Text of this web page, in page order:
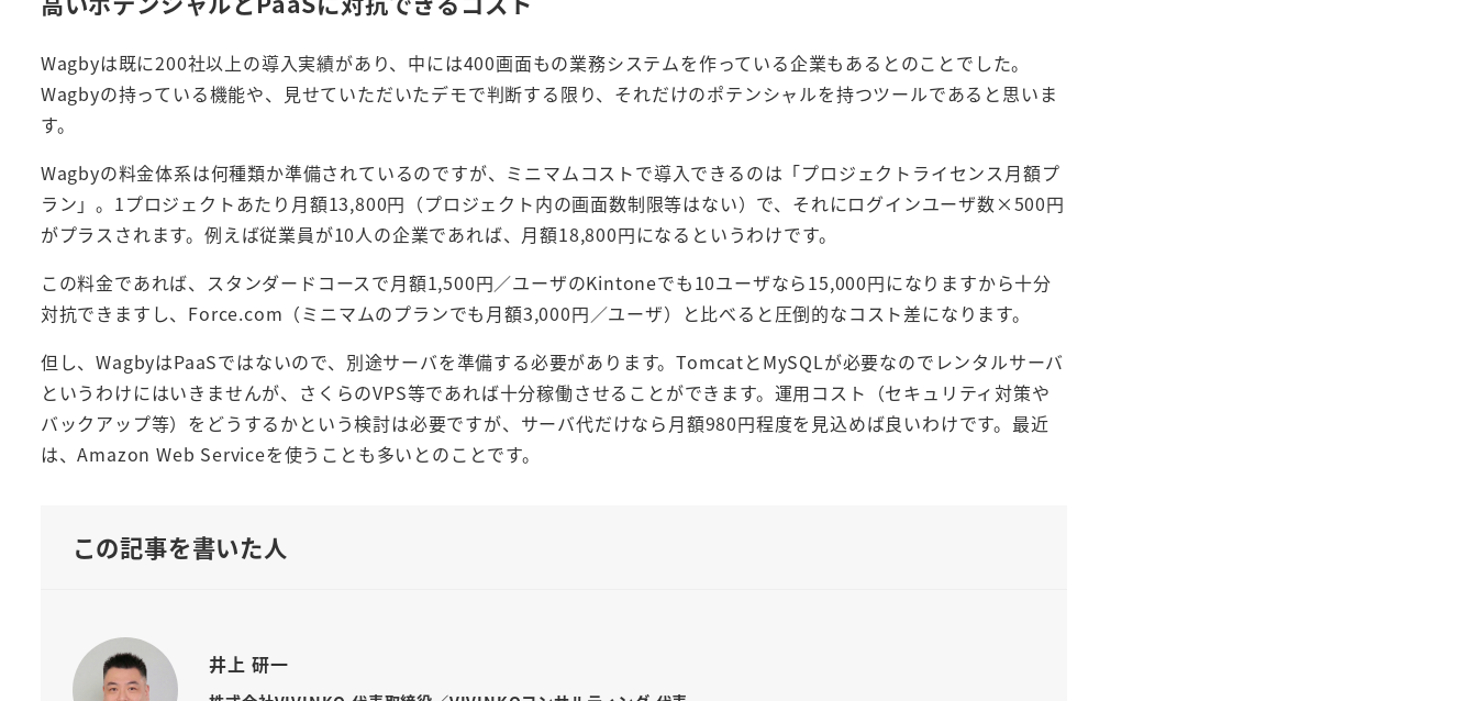
Wagbyは既に200社以上の導入実績があり、中には400画面もの業務システムを作っている企業もあるとのことでした。
Wagbyの持っている機能や、見せていただいたデモで判断する限り、それだけのポテンシャルを持つツールであると思いま
す。
Wagbyの料金体系は何種類か準備されているのですが、ミニマムコストで導入できるのは「プロジェクトライセンス月額プ
ラン」。1プロジェクトあたり月額13,800円（プロジェクト内の画面数制限等はない）で、それにログインユーザ数×500円
がプラスされます。例えば従業員が10人の企業であれば、月額18,800円になるというわけです。
この料金であれば、スタンダードコースで月額1,500円／ユーザのKintoneでも10ユーザなら15,000円になりますから十分
対抗できますし、Force.com（ミニマムのプランでも月額3,000円／ユーザ）と比べると圧倒的なコスト差になります。
但し、WagbyはPaaSではないので、別途サーバを準備する必要があります。TomcatとMySQLが必要なのでレンタルサーバ
というわけにはいきませんが、さくらのVPS等であれば十分稼働させることができます。運用コスト（セキュリティ対策や
バックアップ等）をどうするかという検討は必要ですが、サーバ代だけなら月額980円程度を見込めば良いわけです。最近
は、Amazon Web Serviceを使うことも多いとのことです。
この記事を書いた人
井上 研一